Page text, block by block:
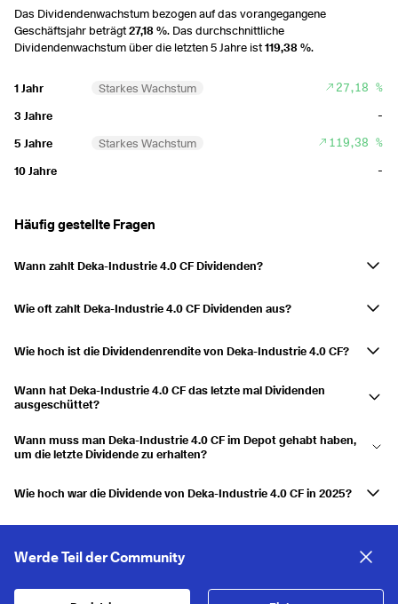
2020
Ausgezahlt
14.02.2020 14.02.2020
2018
0,56 %
Ausgezahlt
Häufig gestellte Fragen
Wann zahlt Deka-Industrie 4.0 CF Dividenden?
Wie oft zahlt Deka-Industrie 4.0 CF Dividenden aus?
Wie hoch ist die Dividendenrendite von Deka-Industrie 4.0 CF?
Wann hat Deka-Industrie 4.0 CF das letzte mal Dividenden
ausgeschüttet?
Wann muss man Deka-Industrie 4.0 CF im Depot gehabt haben,
um die letzte Dividende zu erhalten?
man die Ausschüttung erhalten.
Wie hoch war die Dividende von Deka-Industrie 4.0 CF in 2025?
Deka-Industrie 4.0 CF schüttete eine Dividende von 3,462 $ in 2024
Deka-Industrie 4.0 CF hat noch keine nächste Dividendenausschüttung
Das Dividendenwachstum bezogen auf das vorangegangene
Geschäftsjahr beträgt27,18 %. Das durchschnittliche
Dividendenwachstum über die letzten 5 Jahre ist119,38 %.
1 Jahr Starkes Wachstum
27,18 %
3 Jahre
-
5 Jahre Starkes Wachstum
119,38 %
10 Jahre
-
Werde Teil der Community